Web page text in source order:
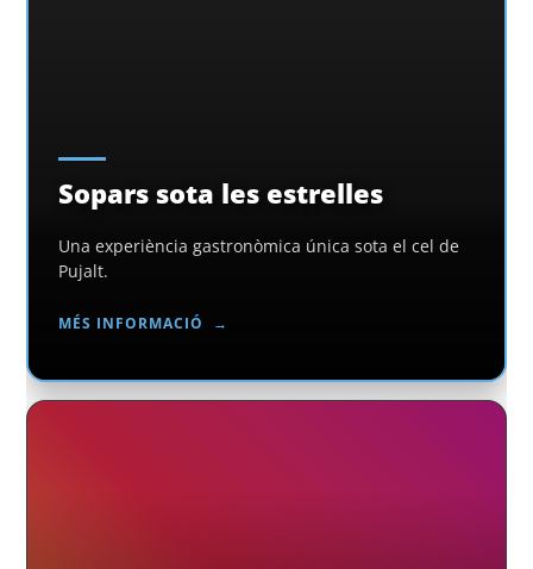
Sopars sota les estrelles
Una experiència gastronòmica única sota el cel de
Pujalt.
MÉS INFORMACIÓ